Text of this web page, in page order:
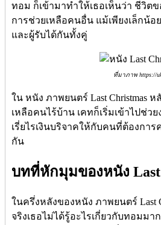
ทอม ก็เข้ามาทำให้เธอเห็นว่า ชีวิต
การช่วยเหลือคนอื่น แม้เพียงเล็กน้
และผู้รับได้กันทั้งคู่
ที่มาภาพ https://
ใน หนัง ภาพยนตร์ Last Christmas
เหลือคนไร้บ้าน เคทก็เริ่มเข้าไปช่ว
เรี่ยไรเงินบริจาคให้กับคนที่ต้องกา
กัน
บทที่หักมุมของหนัง Last
ในครึ่งหลังของหนัง ภาพยนตร์ Last
จริงเธอไม่ได้รู้อะไรเกี่ยวกับทอมม